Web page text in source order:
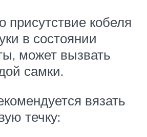
присутствие кобеля
в состоянии
может вызвать
самки.
вязать
течку: